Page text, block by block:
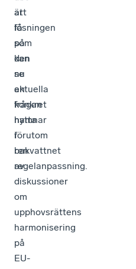
att
lösningen
på
den
nu
aktuella
frågan
hamnar
i
bakvattnet
av
diskussioner
om
upphovsrättens
harmonisering
på
EU-
är
få
som
kan
se
en
konkret
nytta
förutom
ren
regelanpassning.